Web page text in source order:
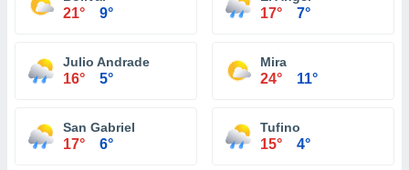
21° 9° 17° 7°
Julio Andrade
16° 5°
Mira
24° 11°
San Gabriel
17° 6°
Tufino
15° 4°